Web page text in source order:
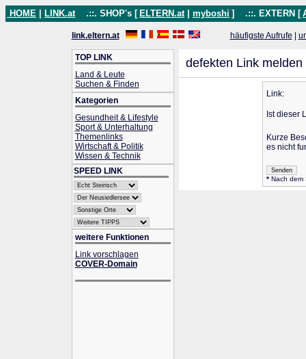
HOME LINK.at .::. SHOP's [ ELTERN.at myboshi ] .::. EXTERN [
link.eltern.at häufigste Aufrufe
TOP LINK
Land & Leute
Suchen & Finden
Kategorien
Gesundheit & Lifestyle
Sport & Unterhaltung
Themenlinks
Wirtschaft & Politik
Wissen & Technik
SPEED LINK
weitere Funktionen
Link vorschlagen
COVER-Domain
defekten Link melden
Link:
Ist dieser
Kurze
es nicht
*Nach dem